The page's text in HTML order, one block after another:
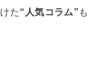
た“人気コラム” も